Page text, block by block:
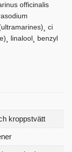
officinalis
ci
linalool¸ benzyl
kroppstvätt